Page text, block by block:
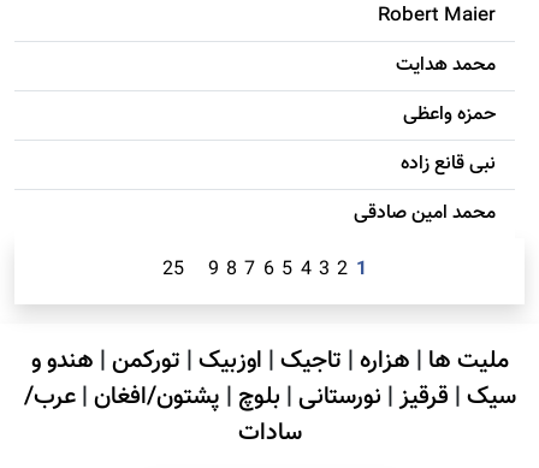
Robert Maier
محمد هدایت
حمزه واعظی
نبی قانع زاده
محمد امين صادقی
1
2
3
4
5
6
7
8
9
25
ملیت ها | هزاره| تاجیک| اوزبیک| تورکمن| هندو و
سیک| قرقیز| نورستانی| بلوچ | پشتون/افغان|عرب/
سادات